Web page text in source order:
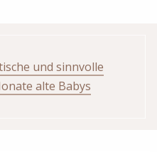
und sinnvolle
alte Babys